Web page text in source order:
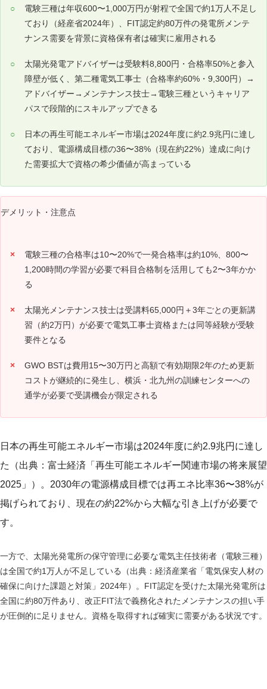
電験三種は年収600〜1,000万円が射程で全国で約1万人不足し
ており（経産省2024年）、FIT認定約80万件の発電所メンテ
ナンス需要を背景に資格保有者は確実に雇用される
太陽光発電アドバイザーは受験料8,800円・合格率50%と参入
障壁が低く、第二種電気工事士（合格率約60%・9,300円）→
アドバイザー→メンテナンス技士→電験三種というキャリア
パスで段階的にスキルアップできる
日本の再生可能エネルギー市場は2024年度に約2.9兆円に達し
ており、電源構成目標の36〜38%（現在約22%）達成に向け
た需要拡大で資格の希少価値が高まっている
デメリット・注意点
電験三種の合格率は10〜20%で一発合格率は約10%、800〜
1,200時間の学習が必要で科目合格制を活用しても2〜3年かか
る
太陽光メンテナンス技士は受講料65,000円＋3年ごとの更新講
習（約2万円）が必要で電気工事士資格または同等経験が受験
要件となる
GWO BSTは費用15〜30万円と高額で有効期限2年のため更新
コストが継続的に発生し、横浜・北九州の訓練センターへの
通学が必要で受講機会が限定される
日本の再生可能エネルギー市場は2024年度に約2.9兆円に達し
た（出典：富士経済「再生可能エネルギー関連市場の将来展望
2025」）。2030年の電源構成目標では再エネ比率36〜38%が
掲げられており、現在の約22%から大幅な引き上げが必要で
す。
一方で、太陽光発電所の保守管理に必要な電気主任技術者（電験三種）
は全国で約1万人が不足している（出典：経済産業省「電気保安人材の
確保に向けた課題と対策」2024年）。FIT認定を受けた太陽光発電所は
全国に約80万件あり、改正FIT法で義務化されたメンテナンスの担い手
が圧倒的に足りません。資格を取得すれば確実に需要がある状況です。